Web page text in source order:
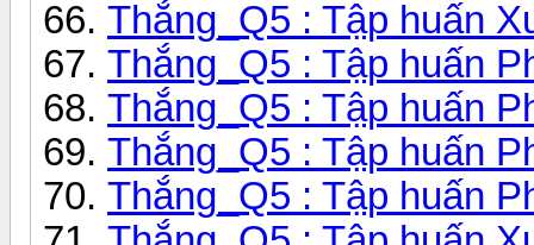
Thắng_Q5 : Tập huấn
Thắng_Q5 : Tập huấn
Thắng_Q5 : Tập huấn
Thắng_Q5 : Tập huấn
Thắng_Q5 : Tập huấn